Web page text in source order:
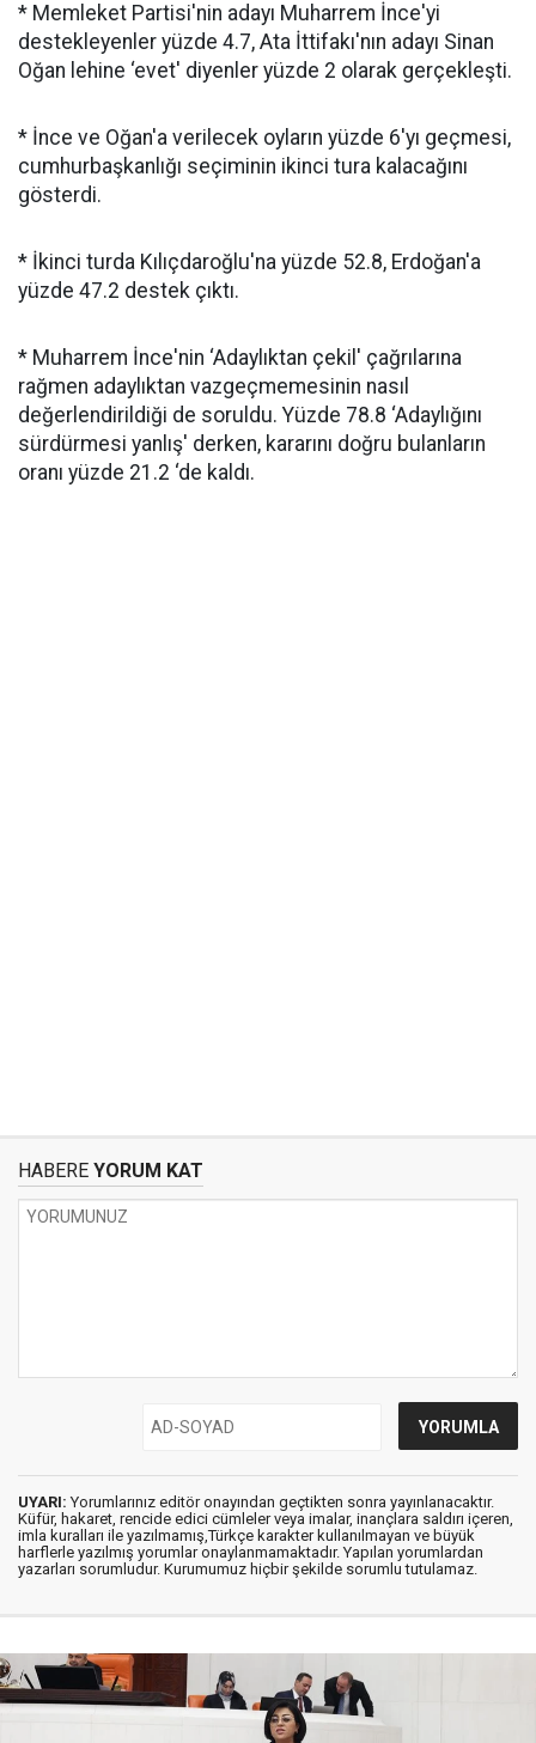
* Memleket Partisi'nin adayı Muharrem İnce'yi
destekleyenler yüzde 4.7, Ata İttifakı'nın adayı Sinan
Oğan lehine ‘evet' diyenler yüzde 2 olarak gerçekleşti.
* İnce ve Oğan'a verilecek oyların yüzde 6'yı geçmesi,
cumhurbaşkanlığı seçiminin ikinci tura kalacağını
gösterdi.
* İkinci turda Kılıçdaroğlu'na yüzde 52.8, Erdoğan'a
yüzde 47.2 destek çıktı.
* Muharrem İnce'nin ‘Adaylıktan çekil' çağrılarına
rağmen adaylıktan vazgeçmemesinin nasıl
değerlendirildiği de soruldu. Yüzde 78.8 ‘Adaylığını
sürdürmesi yanlış' derken, kararını doğru bulanların
oranı yüzde 21.2 ‘de kaldı.
HABERE YORUM KAT
UYARI: Yorumlarınız editör onayından geçtikten sonra yayınlanacaktır.
Küfür, hakaret, rencide edici cümleler veya imalar, inançlara saldırı içeren,
imla kuralları ile yazılmamış,Türkçe karakter kullanılmayan ve büyük
harflerle yazılmış yorumlar onaylanmamaktadır. Yapılan yorumlardan
yazarları sorumludur. Kurumumuz hiçbir şekilde sorumlu tutulamaz.